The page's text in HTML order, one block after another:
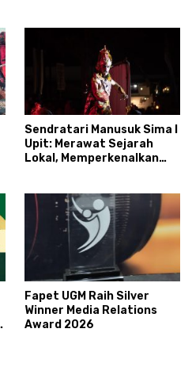
Sendratari Manusuk Sima I
Upit: Merawat Sejarah
Lokal, Memperkenalkan
Klaten
Fapet UGM Raih Silver
Winner Media Relations
Award 2026